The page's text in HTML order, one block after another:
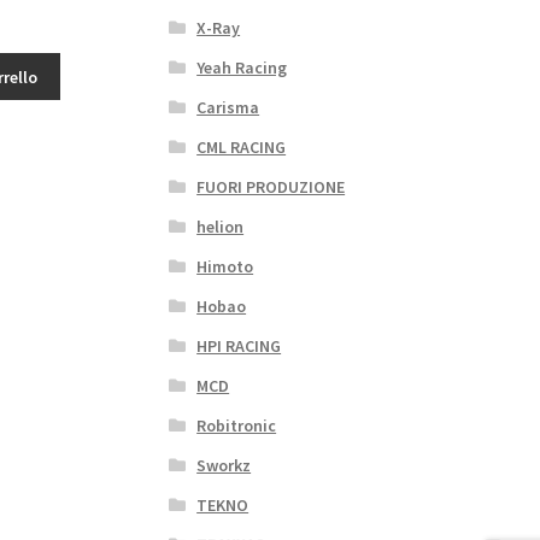
X-Ray
Yeah Racing
Carisma
CML RACING
FUORI PRODUZIONE
helion
Himoto
Hobao
HPI RACING
MCD
Robitronic
Sworkz
TEKNO